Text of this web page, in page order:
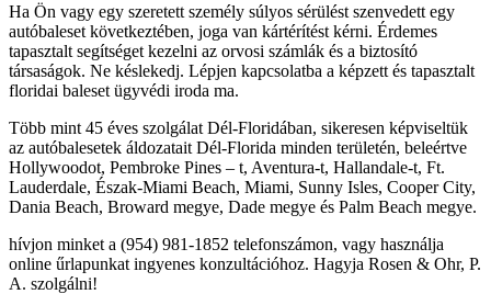
Ha Ön vagy egy szeretett személy súlyos sérülést szenvedett egy
autóbaleset következtében, joga van kártérítést kérni. Érdemes
tapasztalt segítséget kezelni az orvosi számlák és a biztosító
társaságok. Ne késlekedj. Lépjen kapcsolatba a képzett és tapasztalt
floridai baleset ügyvédi iroda ma.
Több mint 45 éves szolgálat Dél-Floridában, sikeresen képviseltük
az autóbalesetek áldozatait Dél-Florida minden területén, beleértve
Hollywoodot, Pembroke Pines – t, Aventura-t, Hallandale-t, Ft.
Lauderdale, Észak-Miami Beach, Miami, Sunny Isles, Cooper City,
Dania Beach, Broward megye, Dade megye és Palm Beach megye.
hívjon minket a (954) 981-1852 telefonszámon, vagy használja
online űrlapunkat ingyenes konzultációhoz. Hagyja Rosen & Ohr, P.
A. szolgálni!